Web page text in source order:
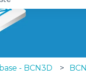
- BCN3D